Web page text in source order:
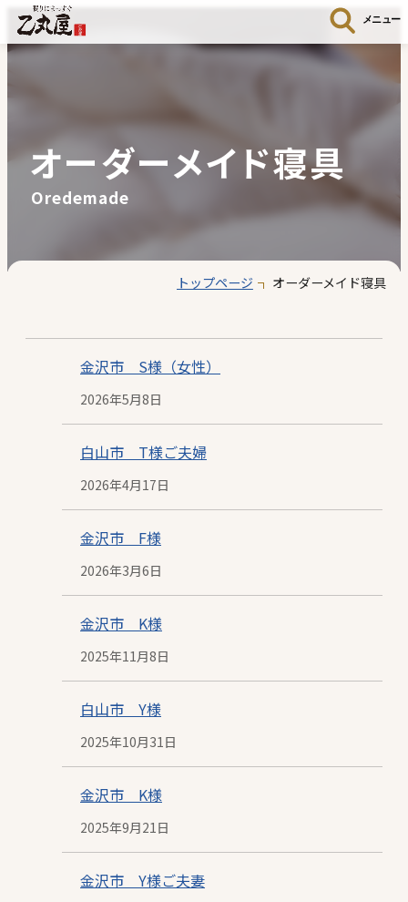
メニュー
オーダーメイド寝具
Oredemade
トップページ オーダーメイド寝具
金沢市 S様（女性）
投
稿
日
2026年5月8日
白山市 T様ご夫婦
投
稿
日
2026年4月17日
金沢市 F様
投
稿
日
2026年3月6日
金沢市 K様
投
稿
日
2025年11月8日
白山市 Y様
投
稿
日
2025年10月31日
金沢市 K様
投
稿
2025年9月21日
金沢市 Y様ご夫妻